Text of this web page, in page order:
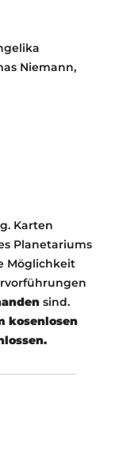
Niemann,
Karten
Planetariums
Möglichkeit
sind.
kosenlosen